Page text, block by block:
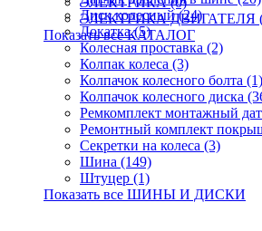
ЭЛЕКТРИКА ДВИГАТЕЛЯ
Показать все КАТАЛОГ
Диск колесный (24)
Докатка (5)
Колесная проставка (2)
Колпак колеса (3)
Колпачок колесного болта (1)
Колпачок колесного диска
Ремкомплект монтажный
Ремонтный комплект
Секретки на колеса (3)
Шина (149)
Штуцер (1)
Показать все ШИНЫ И ДИСКИ